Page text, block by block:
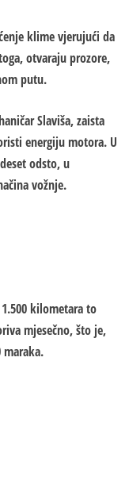
klime vjerujući da
otvaraju prozore,
putu.
Slaviša, zaista
energiju motora. U
odsto, u
vožnje.
kilometara to
mjesečno, što je,
maraka.